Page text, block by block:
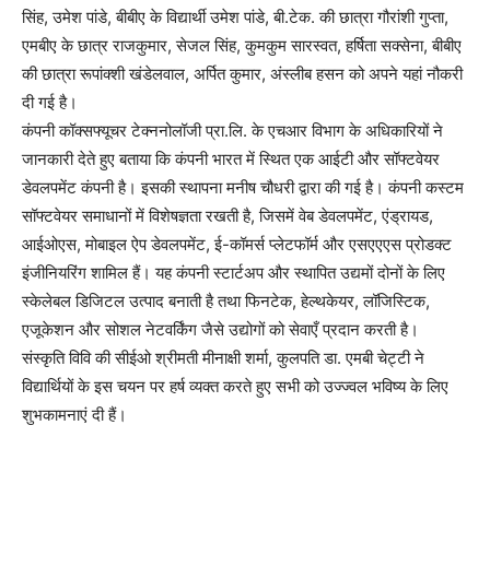
सिंह, उमेश पांडे, बीबीए के विद्यार्थी उमेश पांडे, बी.टेक. की छात्रा गौरांशी गुप्ता,
एमबीए के छात्र राजकुमार, सेजल सिंह, कुमकुम सारस्वत, हर्षिता सक्सेना, बीबीए
की छात्रा रूपांक्शी खंडेलवाल, अर्पित कुमार, अंस्लीब हसन को अपने यहां नौकरी
दी गई है।
कंपनी कॉक्सफ्यूचर टेक्ननोलॉजी प्रा.लि. के एचआर विभाग के अधिकारियों ने
जानकारी देते हुए बताया कि कंपनी भारत में स्थित एक आईटी और सॉफ्टवेयर
डेवलपमेंट कंपनी है। इसकी स्थापना मनीष चौधरी द्वारा की गई है। कंपनी कस्टम
सॉफ्टवेयर समाधानों में विशेषज्ञता रखती है, जिसमें वेब डेवलपमेंट, एंड्रायड,
आईओएस, मोबाइल ऐप डेवलपमेंट, ई-कॉमर्स प्लेटफॉर्म और एसएएएस प्रोडक्ट
इंजीनियरिंग शामिल हैं। यह कंपनी स्टार्टअप और स्थापित उद्यमों दोनों के लिए
स्केलेबल डिजिटल उत्पाद बनाती है तथा फिनटेक, हेल्थकेयर, लॉजिस्टिक,
एजूकेशन और सोशल नेटवर्किंग जैसे उद्योगों को सेवाएँ प्रदान करती है।
संस्कृति विवि की सीईओ श्रीमती मीनाक्षी शर्मा, कुलपति डा. एमबी चेट्टी ने
विद्यार्थियों के इस चयन पर हर्ष व्यक्त करते हुए सभी को उज्ज्वल भविष्य के लिए
शुभकामनाएं दी हैं।